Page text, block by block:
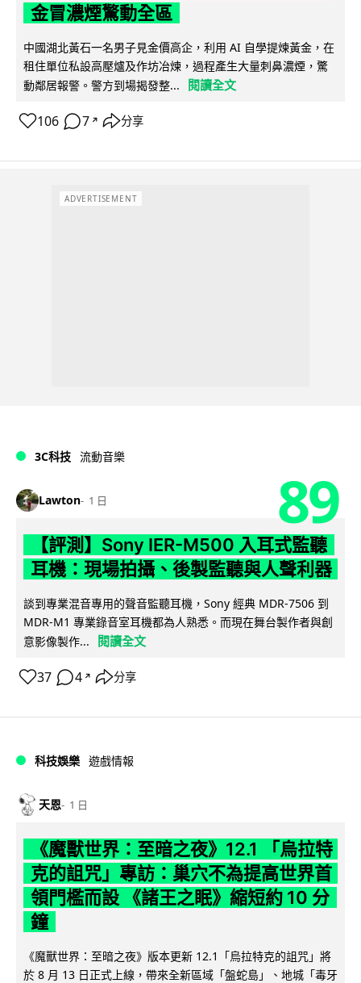
金冒濃煙驚動全區
中國湖北黃石一名男子見金價高企，利用 AI 自學提煉黃金，在
租住單位私設高壓爐及作坊冶煉，過程產生大量刺鼻濃煙，驚
動鄰居報警。警方到場揭發整...
閱讀全文
106 7 ↗ 分享
ADVERTISEMENT
3C科技 流動音樂
Lawton 1 日 89
【評測】Sony IER-M500 入耳式監聽
耳機：現場拍攝、後製監聽與人聲利器
談到專業混音專用的聲音監聽耳機，Sony 經典 MDR-7506 到
MDR-M1 專業錄音室耳機都為人熟悉。而現在舞台製作者與創
意影像製作...
閱讀全文
37 4 ↗ 分享
科技娛樂 遊戲情報
天恩 1 日
《魔獸世界：至暗之夜》12.1 「烏拉特
克的詛咒」專訪：巢穴不為提高世界首
領門檻而設 《諸王之眠》縮短約 10 分
鐘
《魔獸世界：至暗之夜》版本更新 12.1「烏拉特克的詛咒」將
於 8 月 13 日正式上線，帶來全新區域「盤蛇島」、地城「毒牙